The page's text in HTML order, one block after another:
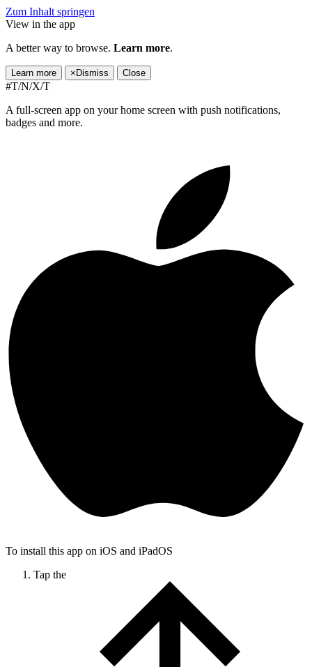
Zum Inhalt springen
View in the app
A better way to browse. Learn more.
Learn more × Dismiss Close
#T/N/X/T
A full-screen app on your home screen with push notifications,
badges and more.
To install this app on iOS and iPadOS
Tap the